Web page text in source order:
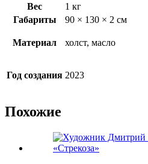
Вес
1 кг
Габариты
90 × 130 × 2 см
Материал холст, масло
Год создания 2023
Похожие